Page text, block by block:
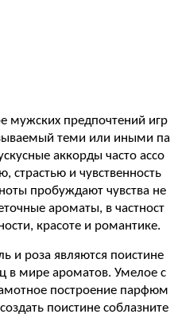
мужских предпочтений игр
теми или иными па
аккорды часто ассо
страстью и чувственность
пробуждают чувства не
ароматы, в частност
красоте и романтике.
и роза являются поистине
в мире ароматов. Умелое с
построение парфюм
поистине соблазните